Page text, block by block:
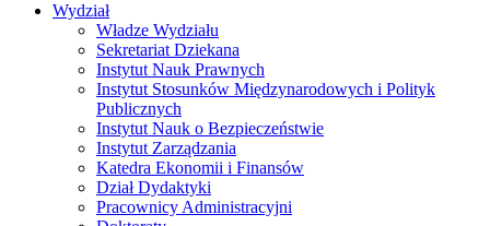
Wydział
Władze Wydziału
Sekretariat Dziekana
Instytut Nauk Prawnych
Instytut Stosunków Międzynarodowych i Polityk
Publicznych
Instytut Nauk o Bezpieczeństwie
Instytut Zarządzania
Katedra Ekonomii i Finansów
Dział Dydaktyki
Pracownicy Administracyjni